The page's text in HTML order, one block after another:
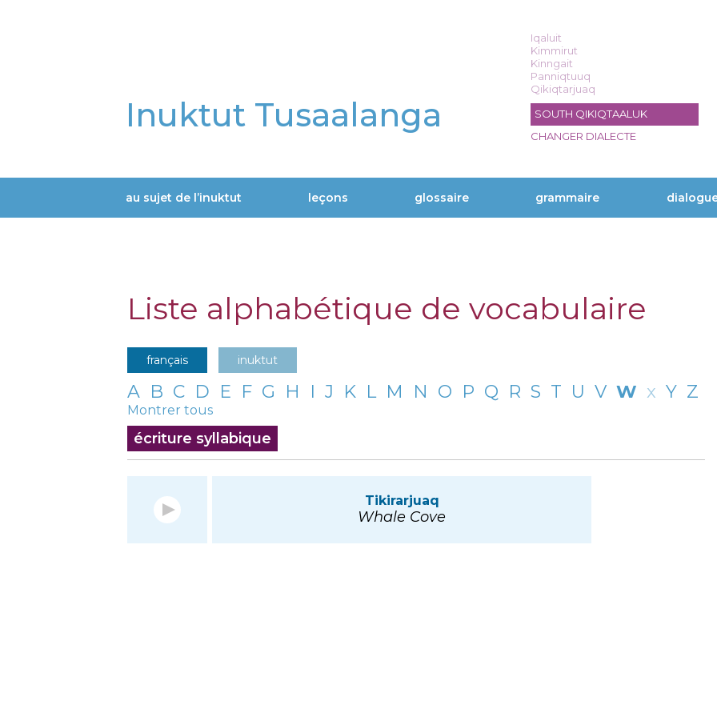
Inuktut Tusaalanga
Iqaluit
Kimmirut
Kinngait
Panniqtuuq
Qikiqtarjuaq
SOUTH QIKIQTAALUK
CHANGER DIALECTE
Main
au sujet de l’inuktut leçons glossaire grammaire
Liste alphabétique de vocabulaire
français inuktut
A B C D E F G H I J K L M N O P Q R S T U V W x Y Z
Montrer tous
écriture syllabique
Tikirarjuaq
Whale Cove